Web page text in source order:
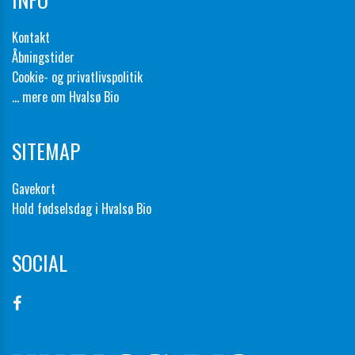
Kontakt
Åbningstider
Cookie- og privatlivspolitik
... mere om Hvalsø Bio
SITEMAP
Gavekort
Hold fødselsdag i Hvalsø Bio
SOCIAL